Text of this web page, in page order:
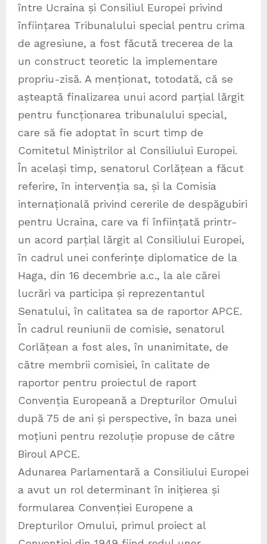
între Ucraina și Consiliul Europei privind
înființarea Tribunalului special pentru crima
de agresiune, a fost făcută trecerea de la
un construct teoretic la implementare
propriu-zisă. A menționat, totodată, că se
așteaptă finalizarea unui acord parțial lărgit
pentru funcționarea tribunalului special,
care să fie adoptat în scurt timp de
Comitetul Miniștrilor al Consiliului Europei.
În același timp, senatorul Corlățean a făcut
referire, în intervenția sa, și la Comisia
internațională privind cererile de despăgubiri
pentru Ucraina, care va fi înființată printr-
un acord parțial lărgit al Consiliului Europei,
în cadrul unei conferințe diplomatice de la
Haga, din 16 decembrie a.c., la ale cărei
lucrări va participa și reprezentantul
Senatului, în calitatea sa de raportor APCE.
În cadrul reuniunii de comisie, senatorul
Corlățean a fost ales, în unanimitate, de
către membrii comisiei, în calitate de
raportor pentru proiectul de raport
Convenția Europeană a Drepturilor Omului
după 75 de ani și perspective, în baza unei
moțiuni pentru rezoluție propuse de către
Biroul APCE.
Adunarea Parlamentară a Consiliului Europei
a avut un rol determinant în inițierea și
formularea Convenției Europene a
Drepturilor Omului, primul proiect al